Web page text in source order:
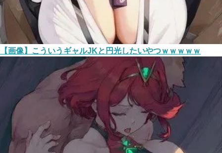
【画像】こういうギャルJKと円光したいやつｗｗｗｗｗ